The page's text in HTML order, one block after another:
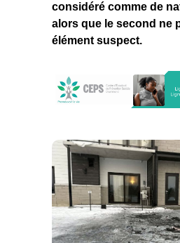
considéré comme de
alors que le second ne
élément suspect.